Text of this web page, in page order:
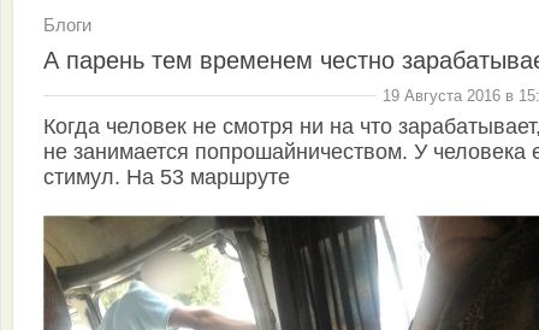
Блоги
А парень тем временем честно
19 Августа 2016 в
Когда человек не смотря ни на что
не занимается попрошайничеством. У человека
стимул. На 53 маршруте